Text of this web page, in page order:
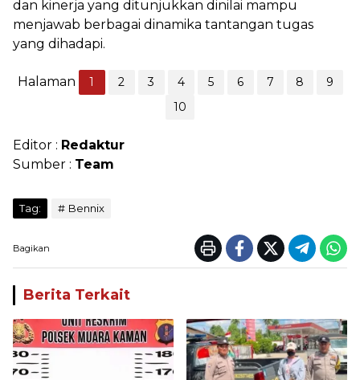
dan kinerja yang ditunjukkan dinilai mampu
menjawab berbagai dinamika tantangan tugas
yang dihadapi.
Halaman 1 2 3 4 5 6 7 8
9
10
Editor : Redaktur
Sumber : Team
Tag: Bennix
Bagikan
Berita Terkait